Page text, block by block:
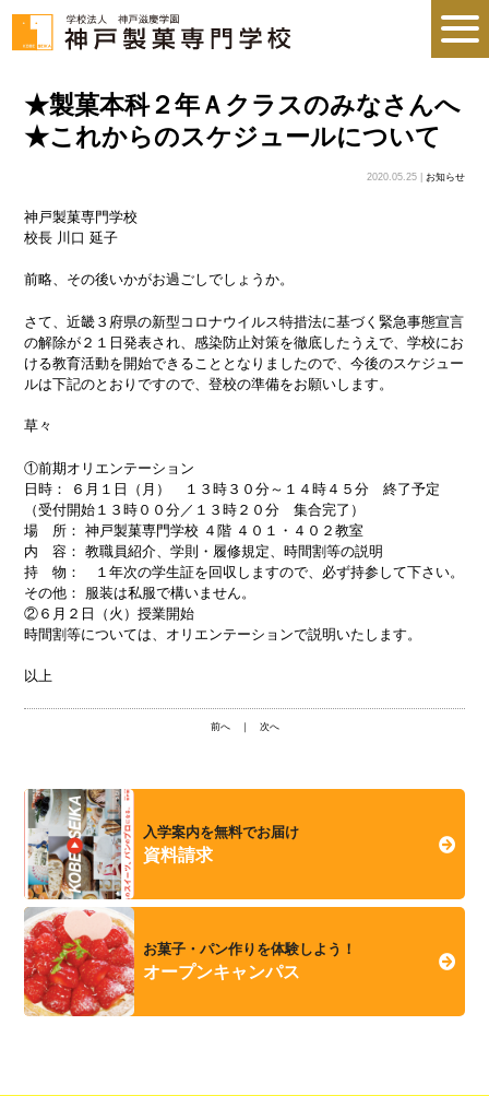
★製菓本科２年Ａクラスのみなさんへ
★これからのスケジュールについて
2020.05.25 | お知らせ
神戸製菓専門学校
校長 川口 延子
前略、その後いかがお過ごしでしょうか。
さて、近畿３府県の新型コロナウイルス特措法に基づく緊急事態宣言
の解除が２１日発表され、感染防止対策を徹底したうえで、学校にお
ける教育活動を開始できることとなりましたので、今後のスケジュー
ルは下記のとおりですので、登校の準備をお願いします。
草々
①前期オリエンテーション
日時： ６月１日（月） １３時３０分～１４時４５分 終了予定
（受付開始１３時００分／１３時２０分 集合完了）
場 所： 神戸製菓専門学校 ４階 ４０１・４０２教室
内 容： 教職員紹介、学則・履修規定、時間割等の説明
持 物： １年次の学生証を回収しますので、必ず持参して下さい。
その他： 服装は私服で構いません。
②６月２日（火）授業開始
時間割等については、オリエンテーションで説明いたします。
以上
前へ｜ 次へ
入学案内を無料でお届け
資料請求
お菓子・パン作りを体験しよう！
オープンキャンパス